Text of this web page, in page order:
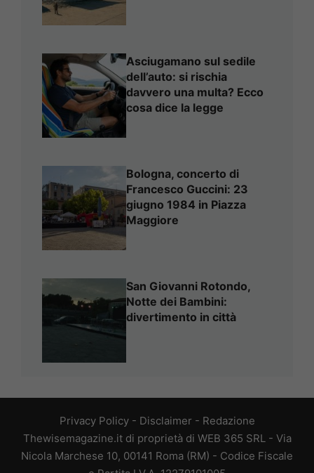
Asciugamano sul sedile
dell’auto: si rischia
davvero una multa? Ecco
cosa dice la legge
Bologna, concerto di
Francesco Guccini: 23
giugno 1984 in Piazza
Maggiore
San Giovanni Rotondo,
Notte dei Bambini:
divertimento in città
Privacy Policy- Disclaimer - Redazione
Thewisemagazine.it di proprietà di WEB 365 SRL - Via
Nicola Marchese 10, 00141 Roma (RM) - Codice Fiscale